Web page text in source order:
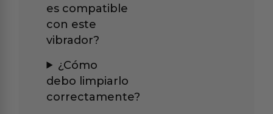
es compatible
con este
vibrador?
¿Cómo
debo limpiarlo
correctamente?